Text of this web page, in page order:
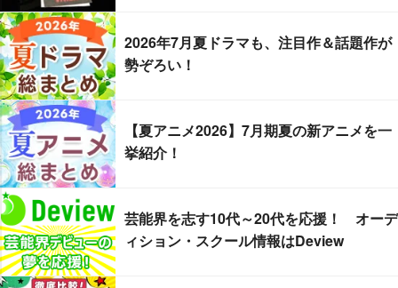
2026年7月夏ドラマも、注目作＆話題作が
勢ぞろい！
【夏アニメ2026】7月期夏の新アニメを一
挙紹介！
芸能界を志す10代～20代を応援！ オーデ
ィション・スクール情報はDeview